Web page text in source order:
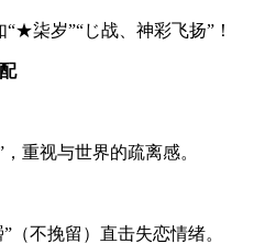
柒岁”“じ战、神彩飞扬”！
重视与世界的疏离感。
不挽留）直击失恋情绪。